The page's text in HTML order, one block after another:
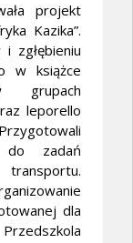
projekt
Kazika”.
zgłębieniu
w książce
grupach
leporello
do zadań
dla